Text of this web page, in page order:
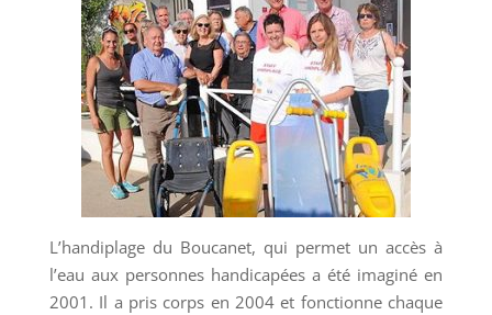
L’handiplage du Boucanet, qui permet un accès à
l’eau aux personnes handicapées a été imaginé en
2001. Il a pris corps en 2004 et fonctionne chaque